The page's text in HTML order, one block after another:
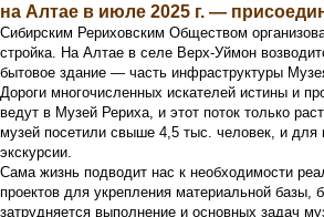
на Алтае в июле 2025 г. —
Сибирским Рериховским Обществом
стройка. На Алтае в селе Верх-Уймон
бытовое здание — часть инфраструктуры
Дороги многочисленных искателей истины и
ведут в Музей Рериха, и этот поток только
музей посетили свыше 4,5 тыс. человек, и для
экскурсии.
Сама жизнь подводит нас к необходимости
проектов для укрепления материальной базы,
затрудняется выполнение и основных задач